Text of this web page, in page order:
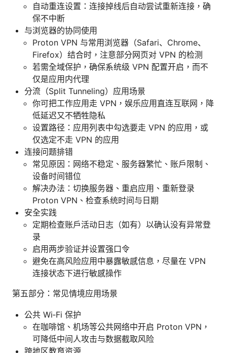
自动重连设置：连接掉线后自动尝试重新连接，确
保不中断
与浏览器的协同使用
Proton VPN 与常用浏览器（Safari、Chrome、
Firefox）结合时，注意部分网页对 VPN 的检测
若需全域保护，确保系统级 VPN 配置开启，而不
仅是应用内代理
分流（Split Tunneling）应用场景
你可把工作应用走 VPN，娱乐应用直连互联网，降
低延迟又不牺牲隐私
设置路径：应用列表中勾选要走 VPN 的应用，或
仅选定不走 VPN 的应用
连接问题排错
常见原因：网络不稳定、服务器繁忙、账户限制、
设备时间错位
解决办法：切换服务器、重启应用、重新登录
Proton VPN、检查系统时间与日期
安全实践
定期检查账户活动日志（如有）以确认没有异常登
录
启用两步验证并设置强口令
避免在高风险应用中暴露敏感信息，尽量在 VPN
连接状态下进行敏感操作
第五部分：常见情境应用场景
公共 Wi‑Fi 保护
在咖啡馆、机场等公共网络中开启 Proton VPN，
可降低中间人攻击与数据截取风险